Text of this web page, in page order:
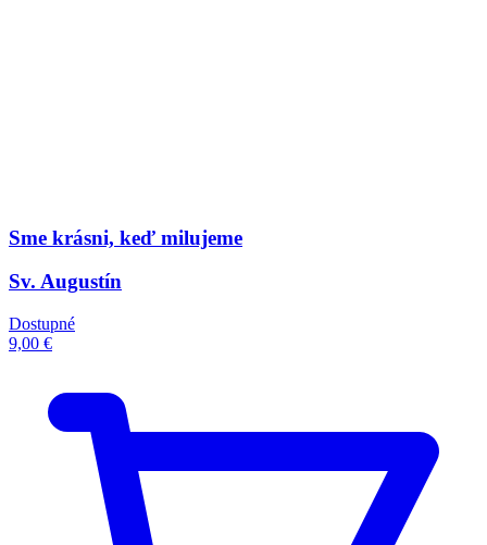
Sme krásni, keď milujeme
Sv. Augustín
Dostupné
9,00 €